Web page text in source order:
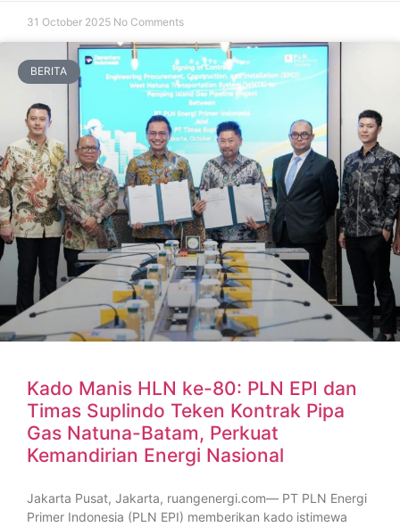
31 October 2025 No Comments
BERITA
Kado Manis HLN ke-80: PLN EPI dan
Timas Suplindo Teken Kontrak Pipa
Gas Natuna-Batam, Perkuat
Kemandirian Energi Nasional
Jakarta Pusat, Jakarta, ruangenergi.com— PT PLN Energi
Primer Indonesia (PLN EPI) memberikan kado istimewa